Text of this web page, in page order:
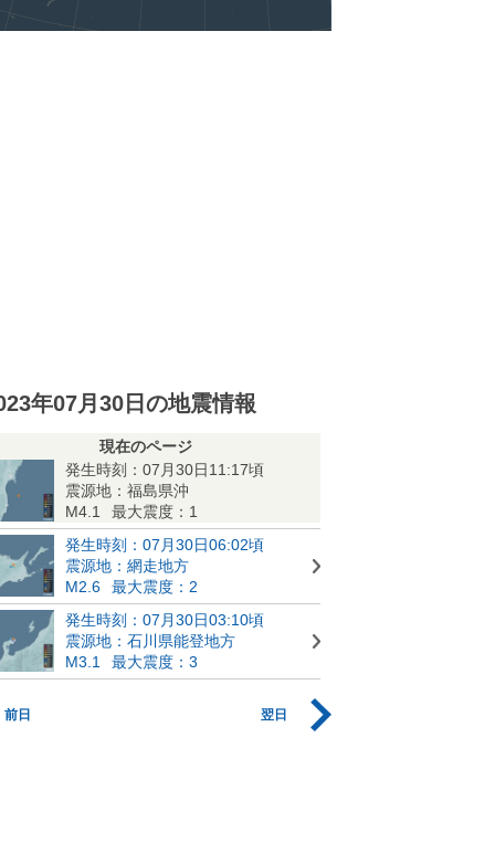
年07月30日の地震情報
現在のページ
発生時刻：07月30日11:17頃
震源地：福島県沖
M4.1
最大震度：1
発生時刻：07月30日06:02頃
震源地：網走地方
M2.6
最大震度：2
発生時刻：07月30日03:10頃
震源地：石川県能登地方
M3.1
最大震度：3
前日 翌日